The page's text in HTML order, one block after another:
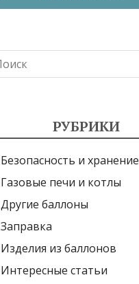
РУБРИКИ
Безопасность и хранение
Газовые печи и котлы
Другие баллоны
Заправка
Изделия из баллонов
Интересные статьи